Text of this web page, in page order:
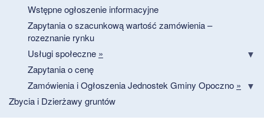
Wstępne ogłoszenie informacyjne
Zapytania o szacunkową wartość zamówienia –
rozeznanie rynku
Usługi społeczne »
Zapytania o cenę
Zamówienia i Ogłoszenia Jednostek Gminy Opoczno »
Zbycia i Dzierżawy gruntów